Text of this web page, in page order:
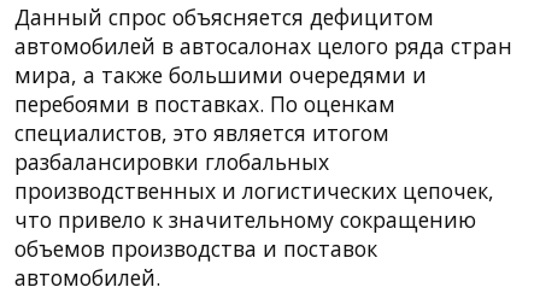
Данный спрос объясняется дефицитом
автомобилей в автосалонах целого ряда стран
мира, а также большими очередями и
перебоями в поставках. По оценкам
специалистов, это является итогом
разбалансировки глобальных
производственных и логистических цепочек,
что привело к значительному сокращению
объемов производства и поставок
автомобилей.